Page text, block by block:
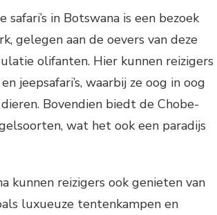
in Botswana is een bezoek
gelegen aan de oevers van deze
olifanten. Hier kunnen reizigers
jeepsafari’s, waarbij ze oog in oog
Bovendien biedt de Chobe-
wat het ook een paradijs
kunnen reizigers ook genieten van
luxueuze tentenkampen en